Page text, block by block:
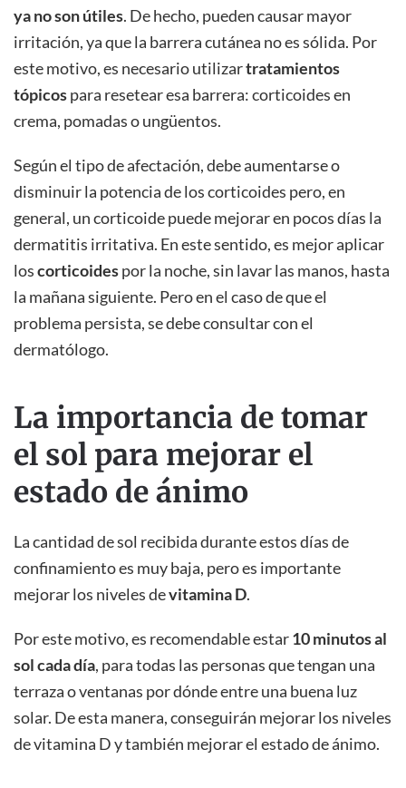
ya no son útiles. De hecho, pueden causar mayor
irritación, ya que la barrera cutánea no es sólida. Por
este motivo, es necesario utilizartratamientos
tópicospara resetear esa barrera: corticoides en
crema, pomadas o ungüentos.
Según el tipo de afectación, debe aumentarse o
disminuir la potencia de los corticoides pero, en
general, un corticoide puede mejorar en pocos días la
dermatitis irritativa. En este sentido, es mejor aplicar
loscorticoidespor la noche, sin lavar las manos, hasta
la mañana siguiente. Pero en el caso de que el
problema persista, se debe consultar con el
dermatólogo.
La importancia de tomar
el sol para mejorar el
estado de ánimo
La cantidad de sol recibida durante estos días de
confinamiento es muy baja, pero es importante
mejorar los niveles devitamina D.
Por este motivo, es recomendable estar10 minutos al
sol cada día, para todas las personas que tengan una
terraza o ventanas por dónde entre una buena luz
solar. De esta manera, conseguirán mejorar los niveles
de vitamina D y también mejorar el estado de ánimo.